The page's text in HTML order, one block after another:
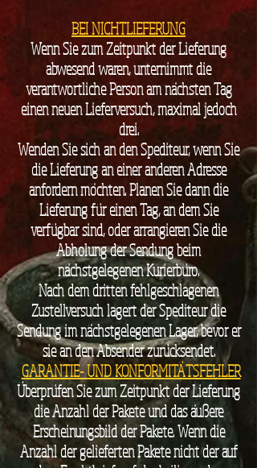
BEI NICHTLIEFERUNG
Wenn Sie zum Zeitpunkt der Lieferung
abwesend waren, unternimmt die
verantwortliche Person am nächsten Tag
einen neuen Lieferversuch, maximal jedoch
drei.
Wenden Sie sich an den Spediteur, wenn Sie
die Lieferung an einer anderen Adresse
anfordern möchten. Planen Sie dann die
Lieferung für einen Tag, an dem Sie
verfügbar sind, oder arrangieren Sie die
Abholung der Sendung beim
nächstgelegenen Kurierbüro.
Nach dem dritten fehlgeschlagenen
Zustellversuch lagert der Spediteur die
Sendung im nächstgelegenen Lager, bevor er
sie an den Absender zurücksendet.
1GARANTIE- UND KONFORMITÄTSFEHLER
Überprüfen Sie zum Zeitpunkt der Lieferung
die Anzahl der Pakete und das äußere
Erscheinungsbild der Pakete. Wenn die
Anzahl der gelieferten Pakete nicht der auf